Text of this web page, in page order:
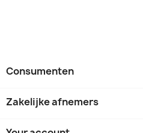
Consumenten
Zakelijke afnemers